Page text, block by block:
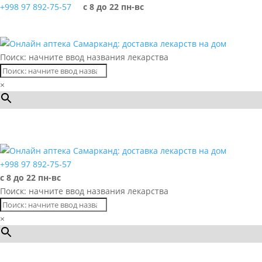
+998 97 892-75-57 с 8 до 22 пн-вс
Поиск: начните ввод названия лекарства
×
+998 97 892-75-57
с 8 до 22 пн-вс
Поиск: начните ввод названия лекарства
×